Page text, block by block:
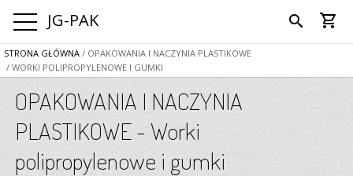
JG-PAK search shopping_cart
STRONA GŁÓWNA / OPAKOWANIA I NACZYNIA PLASTIKOWE
/ WORKI POLIPROPYLENOWE I GUMKI
OPAKOWANIA I NACZYNIA
PLASTIKOWE - Worki
polipropylenowe i gumki